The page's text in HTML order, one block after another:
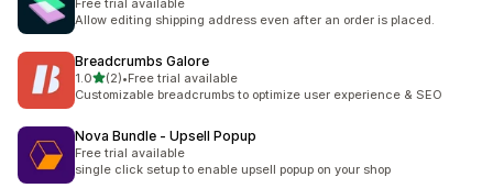
Free trial available
Allow editing shipping address even after an order is placed.
Breadcrumbs Galore
1.05つ星中
(2)
合計レビュー数：2件
•Free trial available
Customizable breadcrumbs to optimize user experience & SEO
Nova Bundle ‑ Upsell Popup
Free trial available
single click setup to enable upsell popup on your shop